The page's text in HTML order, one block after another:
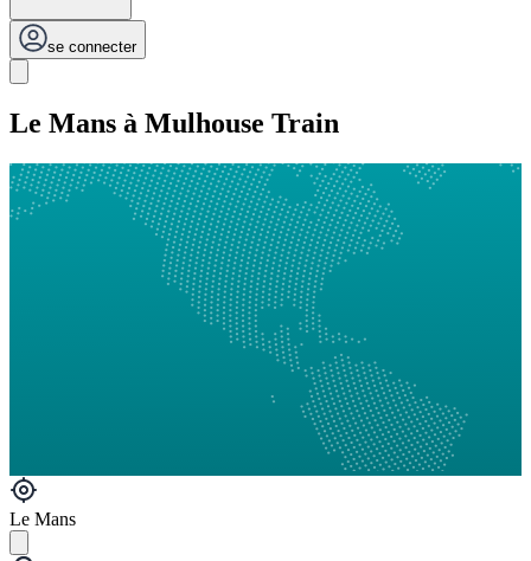
se connecter
Le Mans à Mulhouse Train
Le Mans